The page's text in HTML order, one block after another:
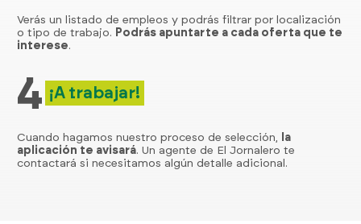
Verás un listado de empleos y podrás filtrar por localización
o tipo de trabajo. Podrás apuntarte a cada oferta que te
interese.
4 ¡A trabajar!
Cuando hagamos nuestro proceso de selección,
la
aplicación te avisará. Un agente de El Jornalero te
contactará si necesitamos algún detalle adicional.